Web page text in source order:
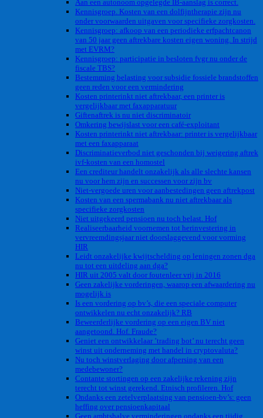
Aan een autonoom opgelegde IB-aanslag is correct.
Kennisgroep. Kosten van een dolfijntherapie zijn nu
onder voorwaarden uitgaven voor specifieke zorgkosten.
Kennisgroep: afkoop van een periodieke erfpachtcanon
van 50 jaar geen aftrekbare kosten eigen woning. In strijd
met EVRM?
Kennisgroep: participatie in besloten fvgr nu onder de
fiscale TBS?
Bestemming belasting voor subsidie fossiele brandstoffen
geen reden voor een vermindering
Kosten printerinkt niet aftrekbaar, een printer is
vergelijkbaar met faxapparatuur
Giftenaftrek is nu niet discriminatoir
Omkering bewijslast voor een café-exploitant
Kosten printerinkt niet aftrekbaar: printer is vergelijkbaar
met een faxapparaat
Discriminatieverbod niet geschonden bij weigering aftrek
ivf-kosten van een homostel
Een crediteur handelt onzakelijk als alle slechte kansen
nu voor hem zijn en successen voor zijn bv
Niet-vergoede uren voor aanbestedingen geen aftrekpost
Kosten van een spermabank nu niet aftrekbaar als
specifieke zorgkosten
Niet uitgekeerd pensioen nu toch belast. Hof
Realiseerbaarheid voornemen tot herinvestering in
vervreemdingsjaar niet doorslaggevend voor vorming
HIR
Leidt onzakelijke kwijtschelding op leningen zonen dga
nu tot een uitdeling aan dga?
HIR uit 2005 valt door foutenleer vrij in 2016
Geen zakelijke vorderingen, waarop een afwaardering nu
mogelijk is
Is een vordering op bv’s, die een speciale computer
ontwikkelen nu echt onzakelijk? RB
Beweerderlijke vordering op een eigen BV niet
aangetoond. Hof. Fraude?
Geniet een ontwikkelaar ’trading bot’ nu terecht geen
winst uit onderneming met handel in cryptovaluta?
Nu toch winstverlaging door afpersing van een
medebewoner?
Contante stortingen op een zakelijke rekening zijn
terecht tot winst gerekend. Etnisch profileren. Hof
Ondanks een zetelverplaatsing van pensioen-bv’s: geen
heffing over pensioenkapitaal
Geen ambtshalve verminderingen ondanks een tijdig